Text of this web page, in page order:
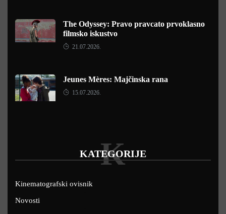
The Odyssey: Pravo pravcato prvoklasno
filmsko iskustvo
21.07.2026.
Jeunes Mères: Majčinska rana
15.07.2026.
KATEGORIJE
K
Kinematografski ovisnik
Novosti